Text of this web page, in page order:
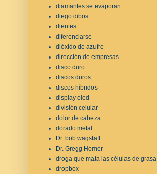
diamantes se evaporan
diego dibos
dientes
diferenciarse
dióxido de azufre
dirección de empresas
disco duro
discos duros
discos híbridos
display oled
división celular
dolor de cabeza
dorado metal
Dr. bob wagstaff
Dr. Gregg Homer
droga que mata las células de grasa
dropbox